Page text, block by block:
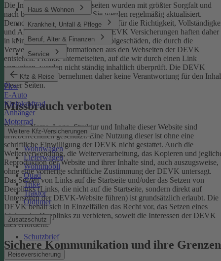
Haus & Wohnen
Krankheit, Unfall & Pflege
Beruf, Alter & Finanzen
Service
Kfz & Reise
Pkw
E-Auto
Kleinkraftrad
Anhänger
Motorrad
Weitere Kfz-Versicherungen
Wohnwagen
Lieferwagen
Wohnmobil
Quad
Trike
Traktor
Oldtimer
Zusatzschutz
Schutzbrief
Reiseversicherung
Die Inhalte der DEVK-Webseiten wurden mit größter Sorgfalt und
nach bestem Wissen erstellt. Sie werden regelmäßig aktualisiert.
Dennoch können wir keine Gewähr für die Richtigkeit,
und Aktualität übernehmen. Die DEVK Versicherungen haften daher
in keinem Fall für Schäden oder Folgeschäden, die durch die
Verwendung von Informationen aus den Webseiten der DEVK
entstehen. Fremde Internetseiten, auf die wir durch einen Link
verweisen, werden nicht ständig inhaltlich überprüft. Die DEVK
Versicherungen übernehmen daher keine Verantwortung für den
dieser Seiten.
Missbrauch verboten
Design, Name, Logo, Struktur und Inhalte dieser Website sind
urheberrechtlich geschützt. Eine Nutzung dieser ist ohne eine
schriftliche Einwilligung der DEVK nicht gestattet. Auch die
Weiterverwendung, die Weiterverarbeitung, das Kopieren und
Reproduktion der Website und ihrer Inhalte sind, auch auszugsweise,
ohne eine vorherige schriftliche Zustimmung der DEVK untersagt.
Das Setzen von Links auf die Startseite und/oder das Setzen von
Deeplinks (Links, die nicht auf die Startseite, sondern direkt auf
Unterseiten der DEVK-Website führen) ist grundsätzlich erlaubt. Die
DEVK behält sich in Einzelfällen das Recht vor, das Setzen eines
Links oder Deeplinks zu verbieten, soweit die Interessen der DEVK
dies erfordern.
Sichere Kommunikation und ihre Grenzen